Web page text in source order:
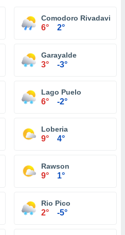
Comodoro Rivadavia
6° 2°
Garayalde
3° -3°
Lago Puelo
6° -2°
Loberia
9° 4°
Rawson
9° 1°
Rio Pico
2° -5°